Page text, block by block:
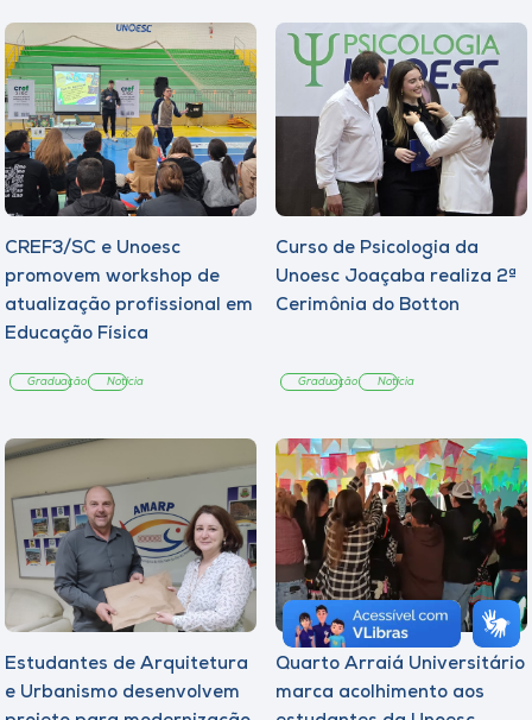
A-
CREF3/SC e Unoesc
promovem workshop de
atualização profissional em
Educação Física
Graduação Notícia
Curso de Psicologia da
Unoesc Joaçaba realiza 2ª
Cerimônia do Botton
Graduação Notícia
Estudantes de Arquitetura
e Urbanismo desenvolvem
Quarto Arraiá Universitário
marca acolhimento aos